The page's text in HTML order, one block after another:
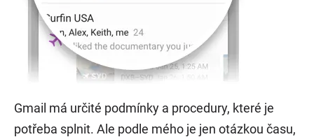
Gmail má určité podmínky a procedury, které je
potřeba splnit. Ale podle mého je jen otázkou času,